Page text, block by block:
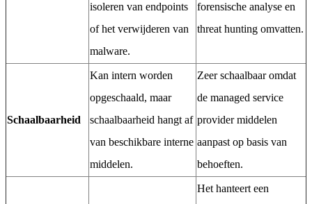
isoleren van endpoints
of het verwijderen van
malware.
forensische analyse en
threat hunting omvatten.
Schaalbaarheid
Kan intern worden
opgeschaald, maar
schaalbaarheid hangt af
van beschikbare interne
middelen.
Zeer schaalbaar omdat
de managed service
provider middelen
aanpast op basis van
behoeften.
Het hanteert een